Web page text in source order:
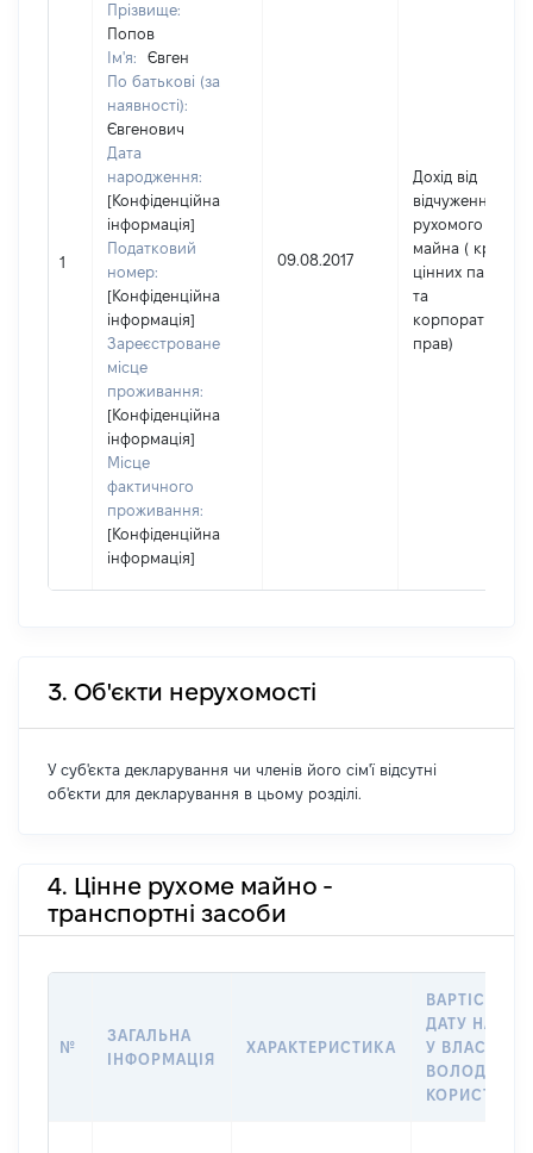
1
Прізвище:
Попов
Ім'я:
Євген
По батькові (за
наявності):
Євгенович
Дата
народження:
[Конфіденційна
інформація]
Податковий
номер:
[Конфіденційна
інформація]
Зареєстроване
місце
проживання:
[Конфіденційна
інформація]
Місце
фактичного
проживання:
[Конфіденційна
інформація]
09.08.2017
Дохід від
відчуження
рухомого
майна ( крім
цінних паперів
та
корпоративних
прав)
3. Об'єкти нерухомості
У суб'єкта декларування чи членів його сім'ї відсутні
об'єкти для декларування в цьому розділі.
4. Цінне рухоме майно -
транспортні засоби
№
ЗАГАЛЬНА
ІНФОРМАЦІЯ
ХАРАКТЕРИСТИКА
ВАРТІСТЬ НА
ДАТУ
У
ВОЛОДІННЯ